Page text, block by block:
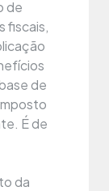
de
fiscais,
de
É de
da